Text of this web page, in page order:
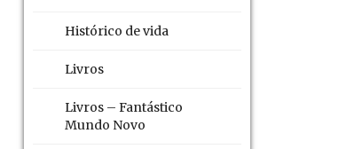
Histórico de vida
Livros
Livros – Fantástico
Mundo Novo